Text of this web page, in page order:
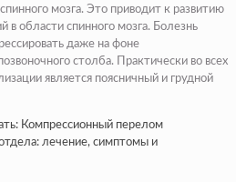
мозга. Это приводит к развитию
в области спинного мозга. Болезнь
даже на фоне
столба. Практически во всех
является поясничный и грудной
Компрессионный перелом
лечение, симптомы и